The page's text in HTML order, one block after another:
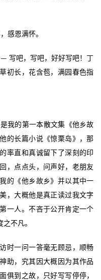
感恩满怀。
写吧，写吧，好好写吧！丁
初长，花含苞，满园春色指
我的第一本散文集《他乡故
的长篇小说《惊栗岛》，那
率直和真诚留下了深刻的印
，点点头，问声好，老朋友
的《他乡故乡》并以其中一
，大概他是真正读过我文字
一人。不吝于公开肯定一个
不凡。
时一问一答毫无顾忌，顺畅
助，究其因大概因为其作品
俱到之故，只好写写停停，